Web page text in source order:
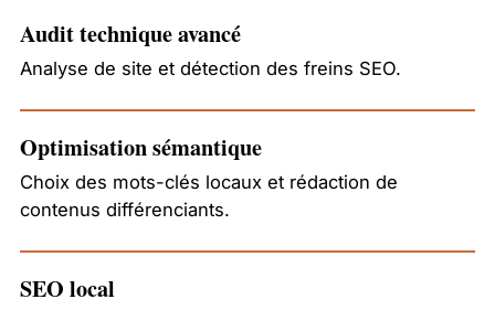
Audit technique avancé
Analyse de site et détection des freins SEO.
Optimisation sémantique
Choix des mots-clés locaux et rédaction de
contenus différenciants.
SEO local